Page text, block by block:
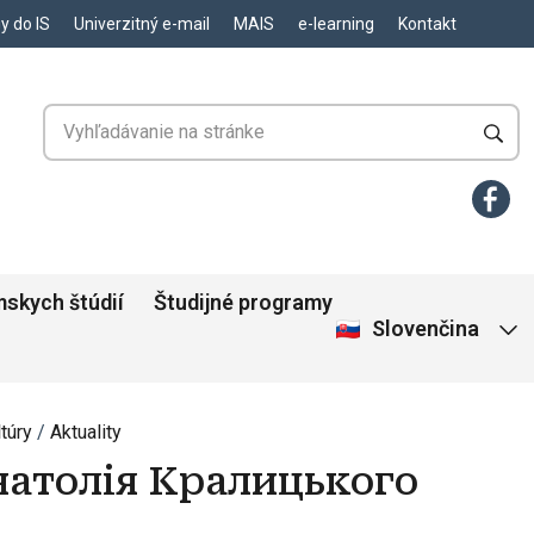
do IS Univerzitný e-mail MAIS e-learning Kontakt
štúdií Študijné programy
Slovenčina
Aktuality
Кралицького